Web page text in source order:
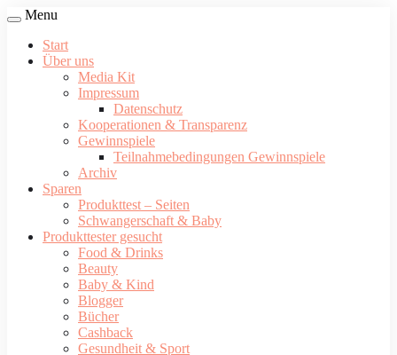
Menu
Start
Über uns
Media Kit
Impressum
Datenschutz
Kooperationen & Transparenz
Gewinnspiele
Teilnahmebedingungen Gewinnspiele
Archiv
Sparen
Produkttest – Seiten
Schwangerschaft & Baby
Produkttester gesucht
Food & Drinks
Beauty
Baby & Kind
Blogger
Bücher
Cashback
Gesundheit & Sport